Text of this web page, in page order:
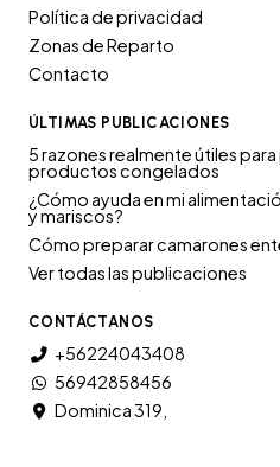
Política de privacidad
Zonas de Reparto
Contacto
ÚLTIMAS PUBLICACIONES
5 razones realmente útiles
productos congelados
¿Cómo ayuda en mi
y mariscos?
Cómo preparar camarones
Ver todas las publicaciones
CONTÁCTANOS
+56224043408
56942858456
Dominica 319,